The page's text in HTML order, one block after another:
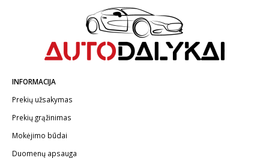
INFORMACIJA
Prekių užsakymas
Prekių grąžinimas
Mokėjimo būdai
Duomenų apsauga